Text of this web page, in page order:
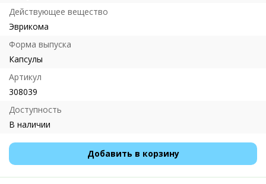
Действующее вещество
Эврикома
Форма выпуска
Капсулы
Артикул
308039
Доступность
В наличии
Добавить в корзину